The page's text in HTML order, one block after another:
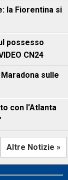
la Fiorentina si
possesso
CN24
sulle
con l'Atlanta
Altre Notizie »